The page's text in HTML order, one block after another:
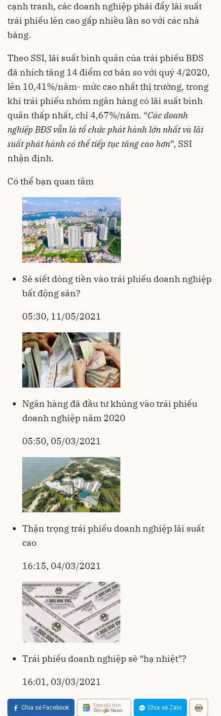
cạnh tranh, các doanh nghiệp phải đẩy lãi suất
trái phiếu lên cao gấp nhiều lần so với các nhà
băng.
Theo SSI, lãi suất bình quân của trái phiếu BĐS
đã nhích tăng 14 điểm cơ bản so với quý 4/2020,
lên 10,41%/năm- mức cao nhất thị trường, trong
khi trái phiếu nhóm ngân hàng có lãi suất bình
quân thấp nhất, chỉ 4,67%/năm. “Các doanh
nghiệp BĐS vẫn là tổ chức phát hành lớn nhất và lãi
suất phát hành có thể tiếp tục tăng cao hơn”, SSI
nhận định.
Có thể bạn quan tâm
Sẽ siết dòng tiền vào trái phiếu doanh nghiệp
bất động sản?
05:30, 11/05/2021
Ngân hàng đã đầu tư khủng vào trái phiếu
doanh nghiệp năm 2020
05:50, 05/03/2021
Thận trọng trái phiếu doanh nghiệp lãi suất
cao
16:15, 04/03/2021
Trái phiếu doanh nghiệp sẽ “hạ nhiệt”?
16:01, 03/03/2021
Chia sẻ Facebook Theo dõi trên Chia sẻ Zalo